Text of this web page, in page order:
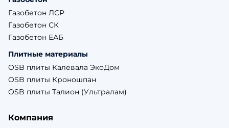
Газобетон ЛСР
Газобетон СК
Газобетон ЕАБ
Плитные материалы
OSB плиты Калевала ЭкоДом
OSB плиты Кроношпан
OSB плиты Талион (Ультралам)
Компания